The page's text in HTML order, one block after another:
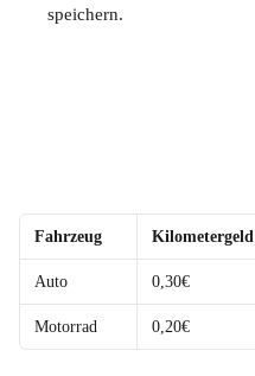
speichern.
Fahrzeug Kilometergeld
Auto 0,30€
Motorrad 0,20€